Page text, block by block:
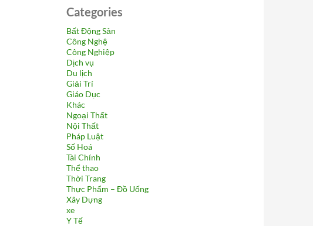
Categories
Bất Động Sản
Công Nghệ
Công Nghiệp
Dịch vụ
Du lịch
Giải Trí
Giáo Dục
Khác
Ngoại Thất
Nội Thất
Pháp Luật
Số Hoá
Tài Chính
Thể thao
Thời Trang
Thực Phẩm – Đồ Uống
Xây Dựng
xe
Y Tế